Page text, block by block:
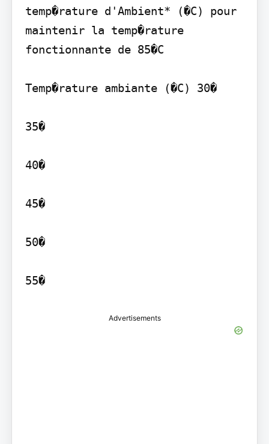
temp�rature d'Ambient* (�C) pour
maintenir la temp�rature
fonctionnante de 85�C
Temp�rature ambiante (�C) 30�
35�
40�
45�
50�
55�
Advertisements